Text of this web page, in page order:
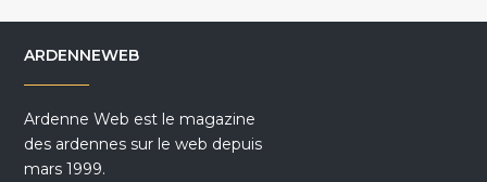
ARDENNEWEB
Ardenne Web est le magazine
des ardennes sur le web depuis
mars 1999.